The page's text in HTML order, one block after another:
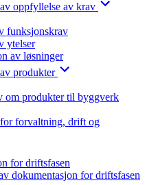
oppfyllelse av krav
funksjonskrav
ytelser
av løsninger
produkter
om produkter til byggverk
forvaltning, drift og
for driftsfasen
dokumentasjon for driftsfasen